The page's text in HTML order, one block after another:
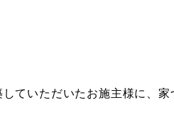
ていただいたお施主様に、